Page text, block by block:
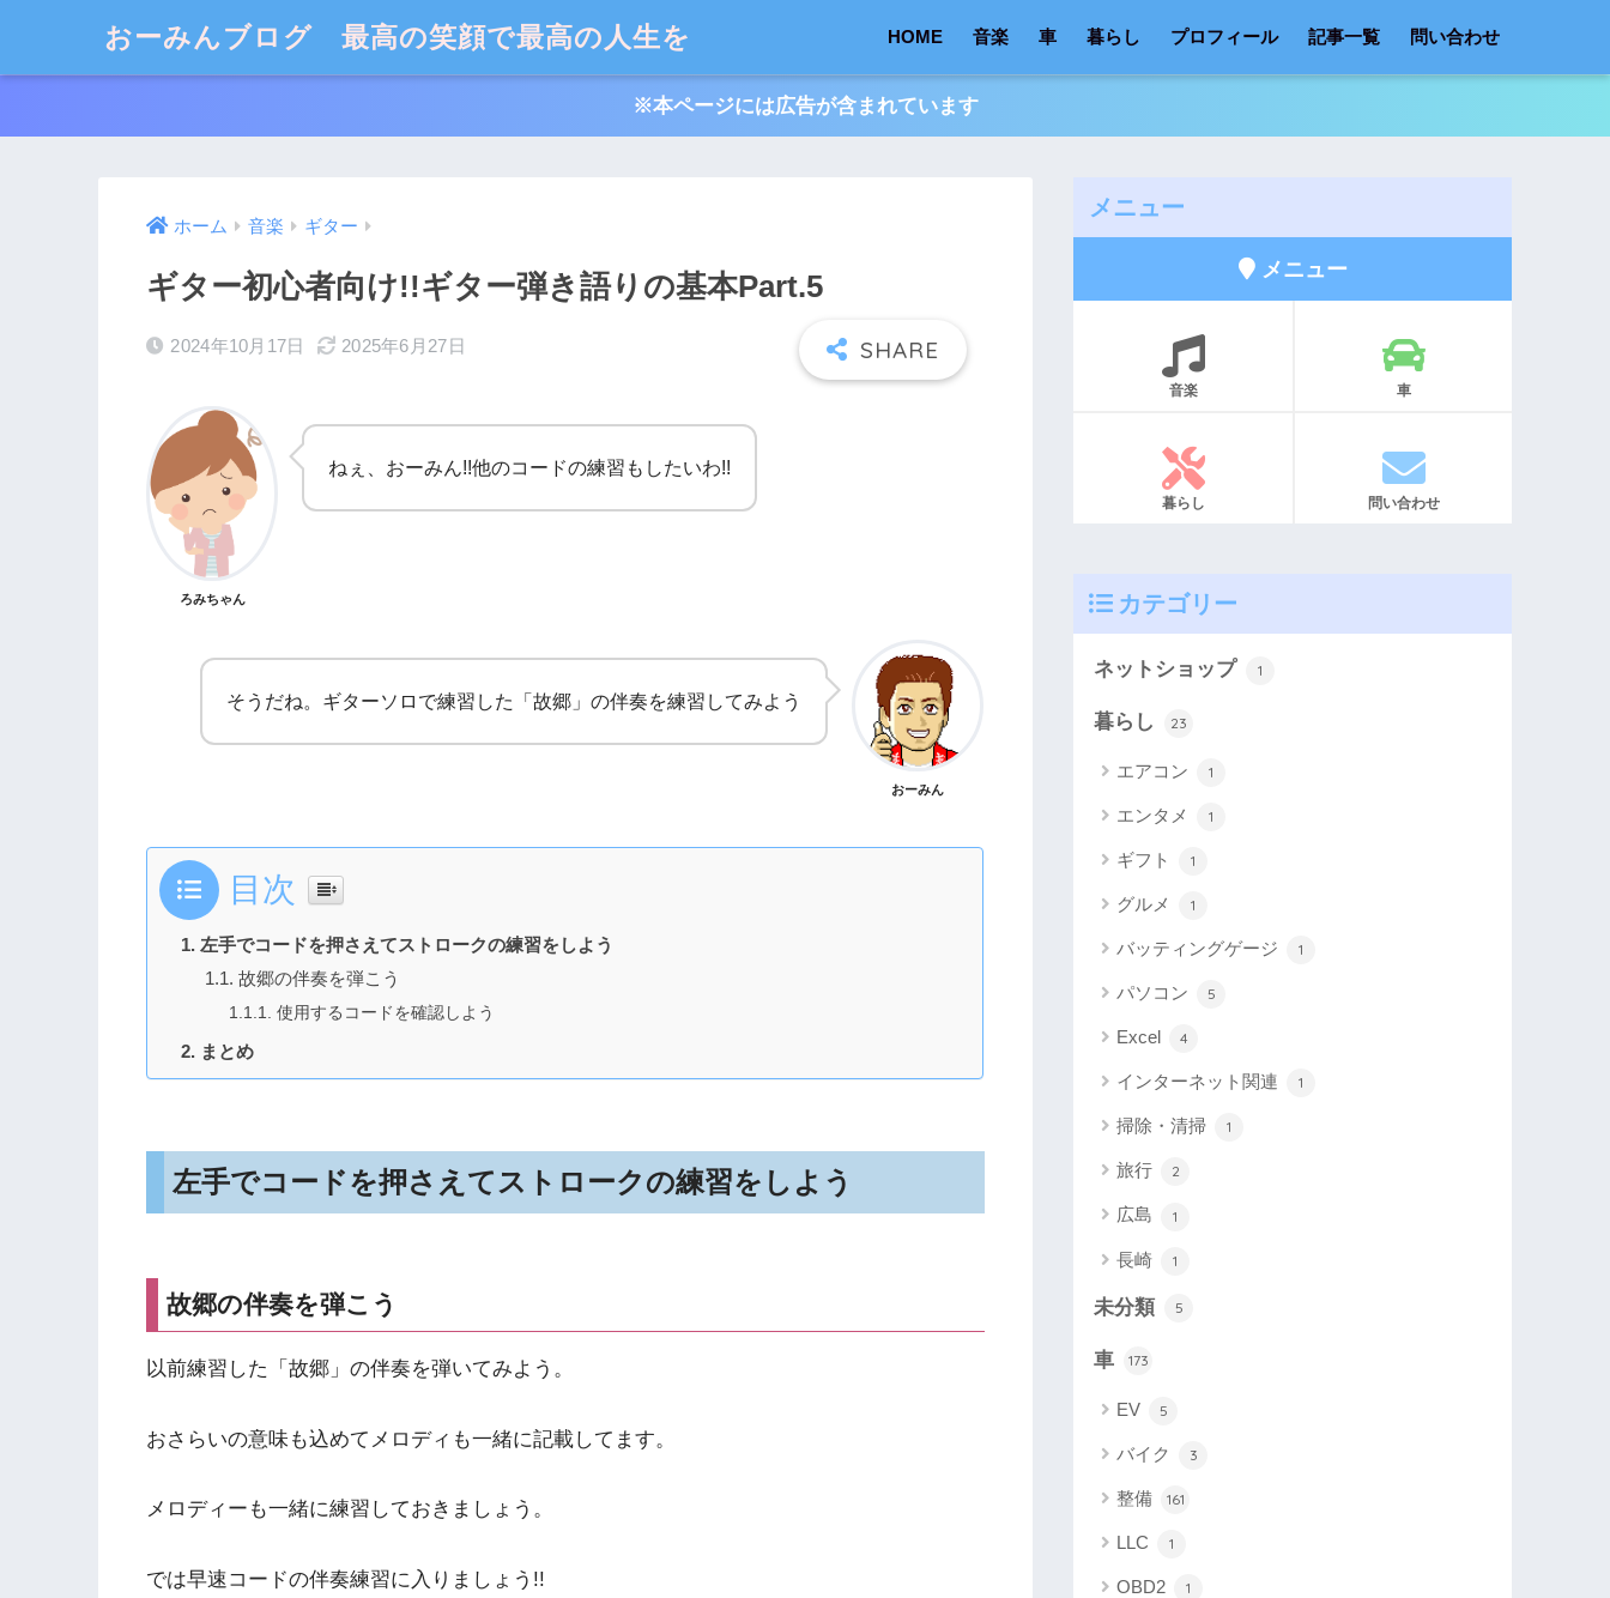
おーみんブログ 最高の笑顔で最高の人生を HOME 音楽 車 暮らし プロフィール 記事一覧 問い合わせ
※本ページには広告が含まれています
ホーム 音楽 ギター
ギター初心者向け!!ギター弾き語りの基本Part.5
2024年10月17日 2025年6月27日
ろみちゃん
ねぇ、おーみん!!他のコードの練習もしたいわ!!
そうだね。ギターソロで練習した「故郷」の伴奏を練習してみよう
おーみん
目次
左手でコードを押さえてストロークの練習をしよう
故郷の伴奏を弾こう
使用するコードを確認しよう
まとめ
左手でコードを押さえてストロークの練習をしよう
故郷の伴奏を弾こう
以前練習した「故郷」の伴奏を弾いてみよう。
おさらいの意味も込めてメロディも一緒に記載してます。
メロディーも一緒に練習しておきましょう。
では早速コードの伴奏練習に入りましょう!!
メニュー
メニュー
音楽 車
暮らし 問い合わせ
カテゴリー
ネットショップ 1
暮らし 23
エアコン 1
エンタメ 1
ギフト 1
グルメ 1
バッティングゲージ 1
パソコン 5
Excel 4
インターネット関連 1
掃除・清掃 1
旅行 2
広島 1
長崎 1
未分類 5
車 173
EV 5
バイク 3
整備 161
LLC 1
OBD2 1